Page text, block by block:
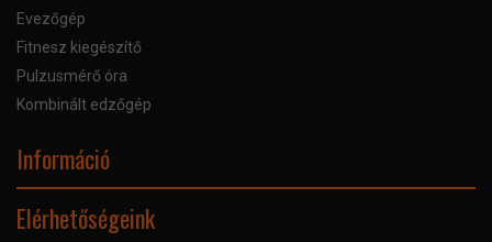
Evezőgép
Fitnesz kiegészítő
Pulzusmérő óra
Kombinált edzőgép
Információ
Bankkártyás fizetés
Elérhetőségeink